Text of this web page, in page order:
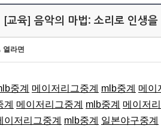
[교육] 음악의 마법: 소리로 인생을
열라면
중계 메이저리그중계 mlb중계 메이
계 메이저리그중계 mlb중계 메이저
이저리그중계 mlb중계 일본야구중계